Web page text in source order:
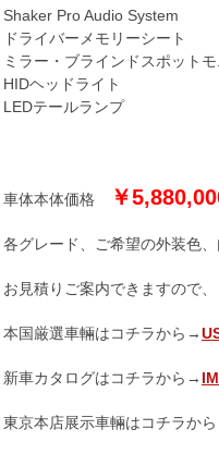
Shaker Pro Audio System
ドライバーメモリーシート
ミラー・ブラインドスポット
HIDヘッドライト
LEDテールランプ
車体本体価格 ￥
各グレード、ご希望の外装色
お見積りご案内できますので
本国厳選車輛はコチラから→
新車カタログはコチラから→
東京本店展示車輛はコチラか